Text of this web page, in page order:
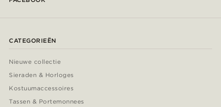
CATEGORIEËN
Nieuwe collectie
Sieraden & Horloges
Kostuumaccessoires
Tassen & Portemonnees